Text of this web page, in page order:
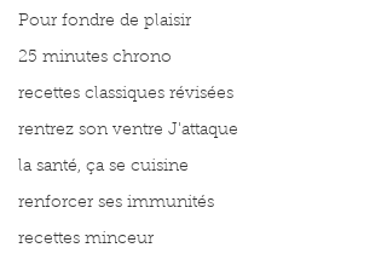
Pour fondre de plaisir
25 minutes chrono
recettes classiques révisées
rentrez son ventre J'attaque
la santé, ça se cuisine
renforcer ses immunités
recettes minceur